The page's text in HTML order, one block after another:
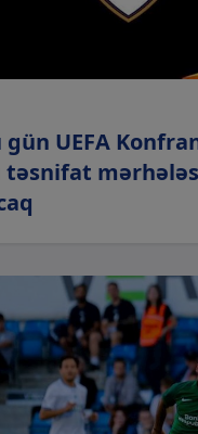
UEFA
təsnifat